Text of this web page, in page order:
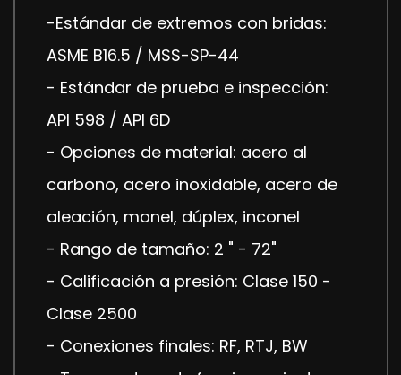
-Estándar de extremos con bridas:
ASME B16.5 / MSS-SP-44
- Estándar de prueba e inspección:
API 598 / API 6D
- Opciones de material: acero al
carbono, acero inoxidable, acero de
aleación, monel, dúplex, inconel
- Rango de tamaño: 2 " - 72"
- Calificación a presión: Clase 150 -
Clase 2500
- Conexiones finales: RF, RTJ, BW